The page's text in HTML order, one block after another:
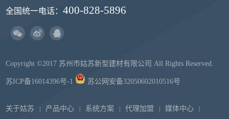
全国统一电话：400-828-5896
Copyright ©2017 苏州市姑苏新型建材有限公司 All Rights Reserved.
苏ICP备16014396号-1 苏公网安备32050602010516号
关于姑苏 | 产品中心 | 系统方案 | 代理加盟 | 媒体中心 |